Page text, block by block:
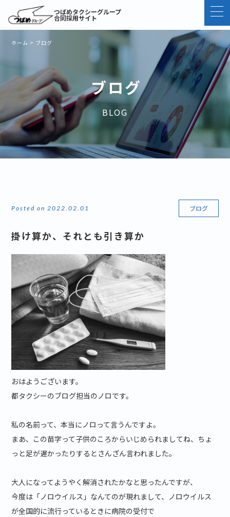
つばめタクシーグループ
合同採用サイト
ホーム > ブログ
ブログ
BLOG
Posted on 2022.02.01 ブログ
掛け算か、それとも引き算か
おはようございます。
都タクシーのブログ担当のノロです。
私の名前って、本当にノロって言うんですよ。
まあ、この苗字って子供のころからいじめられましてね、ちょ
っと足が遅かったりするとさんざん言われました。
大人になってようやく解消されたかなと思ったんですが、
今度は「ノロウイルス」なんてのが現れまして、ノロウイルス
が全国的に流行っているときに病院の受付で